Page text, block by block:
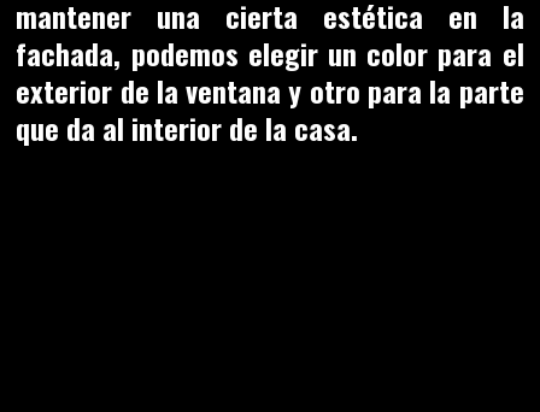
mantener una cierta estética en la
fachada, podemos elegir un color para el
exterior de la ventana y otro para la parte
que da al interior de la casa.